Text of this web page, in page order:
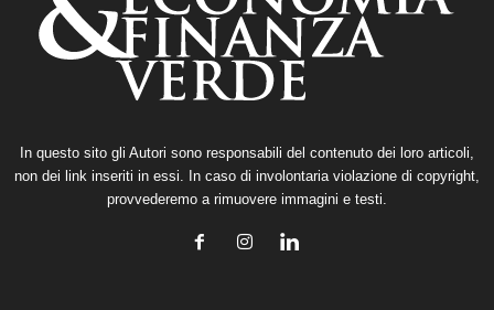
In questo sito gli Autori sono responsabili del contenuto dei loro articoli,
non dei link inseriti in essi. In caso di involontaria violazione di copyright,
provvederemo a rimuovere immagini e testi.